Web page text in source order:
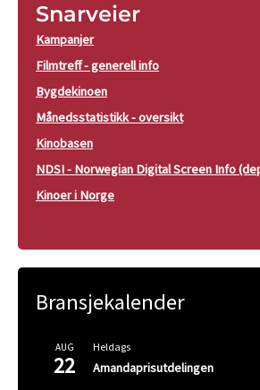
Snarveier
Kampanjer
Filmtreff - generell info
Bygdekinoen
Månedsstatistikk - oversikt
Kinobasen
NDSI - Norwegian Digital Screen Info
Kinoer i Norge
Bransjekalender
AUG
22
Heldags
Amandaprisutdelingen